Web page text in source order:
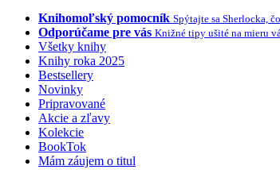
Knihomoľský pomocník Spýtajte sa Sherlocka,
Odporúčame pre vás Knižné tipy ušité na mieru
Všetky knihy
Knihy roka 2025
Bestsellery
Novinky
Pripravované
Akcie a zľavy
Kolekcie
BookTok
Mám záujem o titul